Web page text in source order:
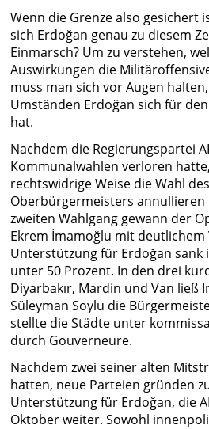
Wenn die Grenze also gesichert
sich Erdoğan genau zu diesem
Einmarsch? Um zu verstehen,
Auswirkungen die
muss man sich vor Augen
Umständen Erdoğan sich für
hat.
Nachdem die Regierungspartei
Kommunalwahlen verloren
rechtswidrige Weise die Wahl
Oberbürgermeisters
zweiten Wahlgang gewann der
Ekrem İmamoğlu mit
Unterstützung für Erdoğan sank
unter 50 Prozent. In den drei
Diyarbakır, Mardin und Van ließ
Süleyman Soylu die
stellte die Städte unter
durch Gouverneure.
Nachdem zwei seiner alten
hatten, neue Parteien gründen
Unterstützung für Erdoğan, die
Oktober weiter. Sowohl